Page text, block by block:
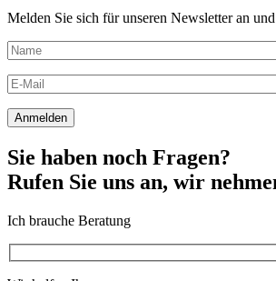
Melden Sie sich für unseren Newsletter an
Sie haben noch Fragen?
Rufen Sie uns an, wir
Ich brauche Beratung